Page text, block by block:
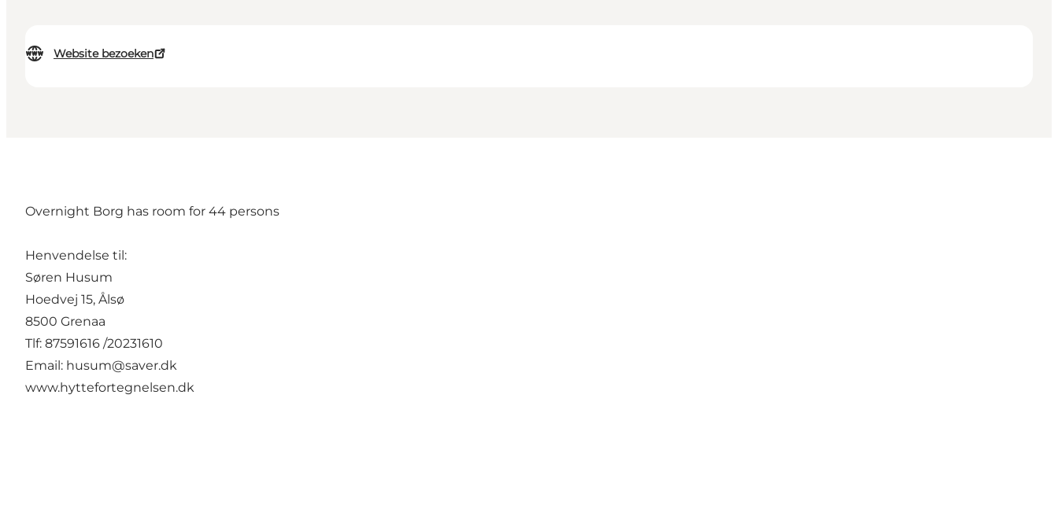
Website bezoeken
Overnight Borg has room for 44 persons
Henvendelse til:
Søren Husum
Hoedvej 15, Ålsø
8500 Grenaa
Tlf: 87591616 /20231610
Email: husum@saver.dk
www.hyttefortegnelsen.dk